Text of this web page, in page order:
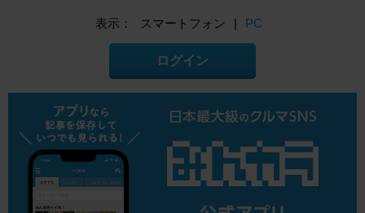
表示： スマートフォン | PC
ログイン